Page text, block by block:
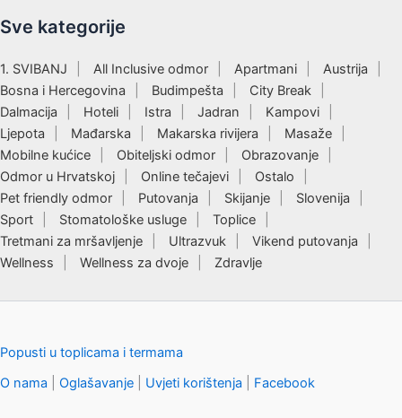
Sve kategorije
1. SVIBANJ All Inclusive odmor Apartmani
Austrija
Bosna i Hercegovina
Budimpešta
City Break
Dalmacija
Hoteli Istra Jadran
Kampovi
Ljepota
Mađarska Makarska rivijera
Masaže
Mobilne kućice
Obiteljski odmor
Obrazovanje
Odmor u Hrvatskoj
Online tečajevi
Ostalo
Pet friendly odmor
Putovanja Skijanje
Slovenija
Sport
Stomatološke usluge
Toplice
Tretmani za mršavljenje
Ultrazvuk
Vikend putovanja
Wellness
Wellness za dvoje Zdravlje
Popusti u toplicama i termama
O nama
Oglašavanje Uvjeti korištenja Facebook